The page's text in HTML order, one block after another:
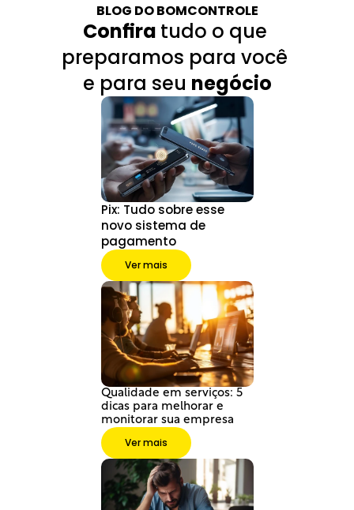
BLOG DO BOMCONTROLE
Confira tudo o que
preparamos para você
e para seu negócio
Pix: Tudo sobre esse
novo sistema de
pagamento
Ver mais
Qualidade em serviços: 5
dicas para melhorar e
monitorar sua empresa
Ver mais